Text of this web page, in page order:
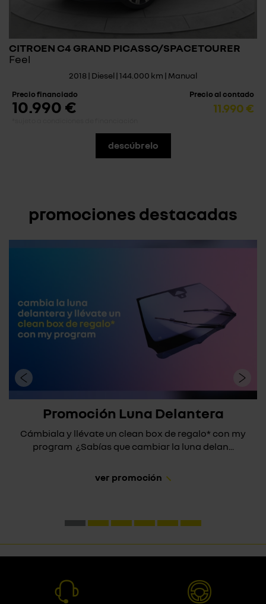
CITROEN C4 GRAND PICASSO/SPACETOURER
Feel
2018 | Diesel | 144.000 km | Manual
Precio financiado
10.990 €
Precio al contado
11.990 €
descúbrelo
promociones destacadas
Promoción Luna Delantera
Cámbiala y llévate un clean box de regalo* con my
program ¿Sabías que cambiar la luna delan...
ver promoción